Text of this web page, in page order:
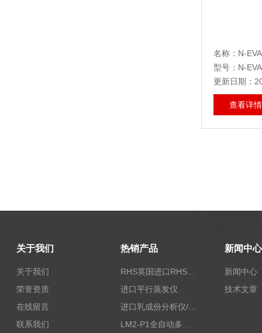
型号：N-
更新日期：
查看详情
关于我们
关于我们
荣誉资质
在线留言
联系我们
热销产品
RHS英国进口RHS植物标准比色卡
进口平行蒸发仪
进口乳成份分析仪/乳品分析仪
新闻中心
新闻中心
技术文章